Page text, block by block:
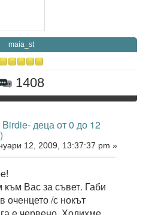
maia_st
1408
деца от 0 до 12
12, 2009, 13:37:37 pm »
Вас за съвет. Габи
оченцето /с нокът